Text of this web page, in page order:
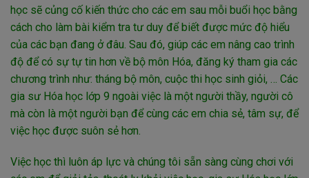
học sẽ củng cố kiến thức cho các em sau mỗi buổi học bằng
cách cho làm bài kiểm tra tư duy để biết được mức độ hiểu
của các bạn đang ở đâu. Sau đó, giúp các em nâng cao trình
độ để có sự tự tin hơn về bộ môn Hóa, đăng ký tham gia các
chương trình như: tháng bộ môn, cuộc thi học sinh giỏi, … Các
gia sư Hóa học lớp 9 ngoài việc là một người thầy, người cô
mà còn là một người bạn để cùng các em chia sẻ, tâm sự, để
việc học được suôn sẻ hơn.
Việc học thì luôn áp lực và chúng tôi sẵn sàng cùng chơi với